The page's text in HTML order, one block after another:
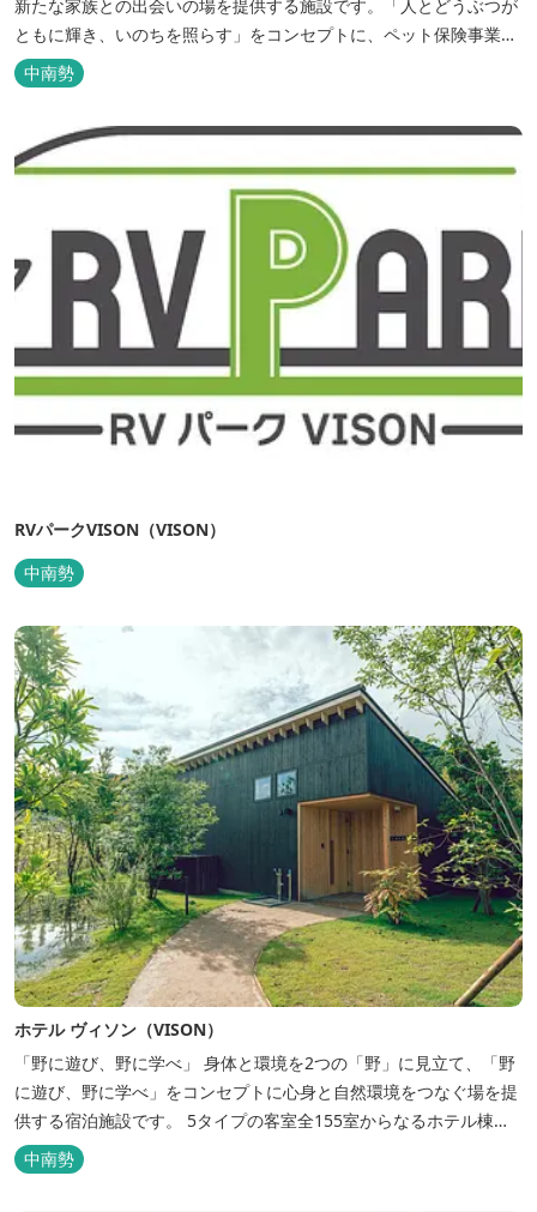
新たな家族との出会いの場を提供する施設です。「人とどうぶつが
ともに輝き、いのちを照らす」をコンセプトに、ペット保険事業を
行うアニコムグループが運営します。また、本施設では、飼い主様
と一緒にVISONへ訪れたペットを一時的にお預かりするペットホテ
ルをご用意しているほか、広々...
中南勢
RVパークVISON（VISON）
中南勢
ホテル ヴィソン（VISON）
「野に遊び、野に学べ」 身体と環境を2つの「野」に見立て、「野
に遊び、野に学べ」をコンセプトに心身と自然環境をつなぐ場を提
供する宿泊施設です。 5タイプの客室全155室からなるホテル棟
と、プライベートな滞在が楽しめる一棟独立型のヴィラ6棟がござ
います。
中南勢